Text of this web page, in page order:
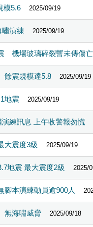
模5.6 2025/09/19
演練 2025/09/19
機場玻璃碎裂暫未傳傷亡
震規模達5.8 2025/09/19
地震 2025/09/19
練訊息 上午收警報勿慌
大震度3級 2025/09/19
地震 最大震度2級 2025/
本演練動員逾900人
無海嘯威脅 2025/09/18